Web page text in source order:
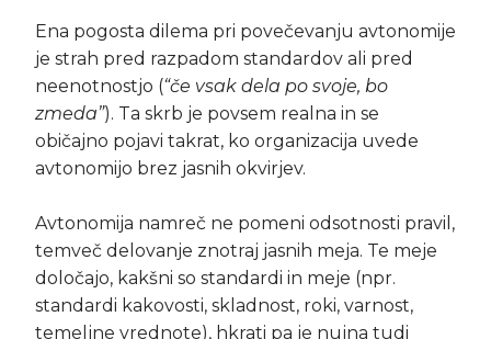
Ena pogosta dilema pri povečevanju avtonomije
je strah pred razpadom standardov ali pred
neenotnostjo (“če vsak dela po svoje, bo
zmeda”). Ta skrb je povsem realna in se
običajno pojavi takrat, ko organizacija uvede
avtonomijo brez jasnih okvirjev.
Avtonomija namreč ne pomeni odsotnosti pravil,
temveč delovanje znotraj jasnih meja. Te meje
določajo, kakšni so standardi in meje (npr.
standardi kakovosti, skladnost, roki, varnost,
temeljne vrednote), hkrati pa je nujna tudi